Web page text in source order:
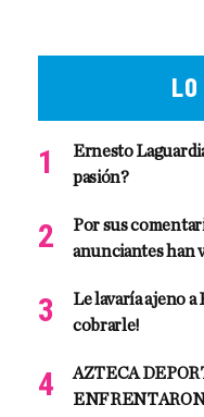
Ernesto
pasión?
Por sus
anunciantes han
Le lavaría ajeno
cobrarle!
AZTECA